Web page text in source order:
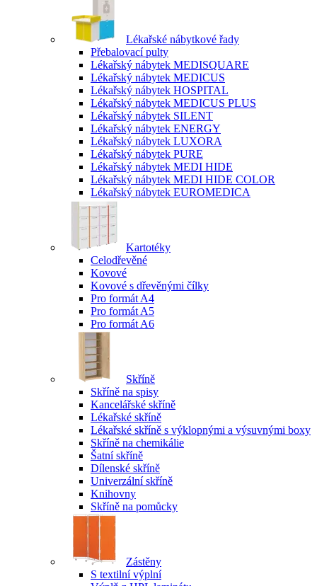
Lékařské nábytkové řady
Přebalovací pulty
Lékařský nábytek MEDISQUARE
Lékařský nábytek MEDICUS
Lékařský nábytek HOSPITAL
Lékařský nábytek MEDICUS PLUS
Lékařský nábytek SILENT
Lékařský nábytek ENERGY
Lékařský nábytek LUXORA
Lékařský nábytek PURE
Lékařský nábytek MEDI HIDE
Lékařský nábytek MEDI HIDE COLOR
Lékařský nábytek EUROMEDICA
Kartotéky
Celodřevěné
Kovové
Kovové s dřevěnými čílky
Pro formát A4
Pro formát A5
Pro formát A6
Skříně
Skříně na spisy
Kancelářské skříně
Lékařské skříně
Lékařské skříně s výklopnými a výsuvnými boxy
Skříně na chemikálie
Šatní skříně
Dílenské skříně
Univerzální skříně
Knihovny
Skříně na pomůcky
Zástěny
S textilní výplní